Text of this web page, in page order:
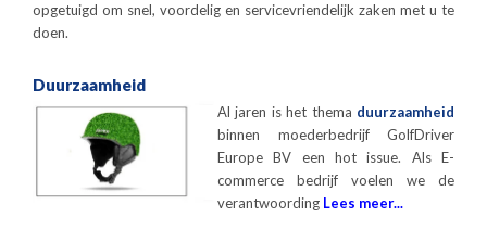
opgetuigd om snel, voordelig en servicevriendelijk zaken met u te
doen.
Duurzaamheid
Al jaren is het thema duurzaamheid
binnen moederbedrijf GolfDriver
Europe BV een hot issue. Als E-
commerce bedrijf voelen we de
verantwoording Lees meer...